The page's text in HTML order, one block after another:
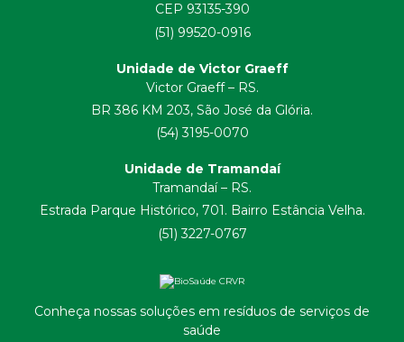
CEP 93135-390
(51) 99520-0916
Unidade de Victor Graeff
Victor Graeff – RS.
BR 386 KM 203, São José da Glória.
(54) 3195-0070
Unidade de Tramandaí
Tramandaí – RS.
Estrada Parque Histórico, 701. Bairro Estância Velha.
(51) 3227-0767
Conheça nossas soluções em resíduos de serviços de
saúde